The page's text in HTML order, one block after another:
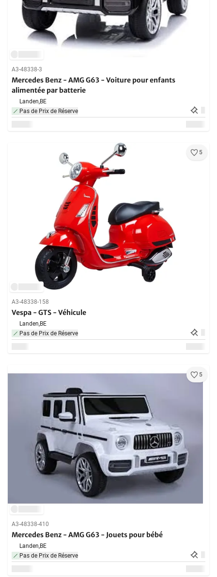
A3-48338-3
Mercedes Benz - AMG G63 - Voiture pour enfants
alimentée par batterie
Landen,BE
Pas de Prix de Réserve
5
A3-48338-158
Vespa - GTS - Véhicule
Landen,BE
Pas de Prix de Réserve
5
A3-48338-410
Mercedes Benz - AMG G63 - Jouets pour bébé
Landen,BE
Pas de Prix de Réserve